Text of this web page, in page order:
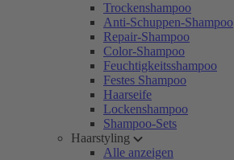
Trockenshampoo
Anti-Schuppen-Shampoo
Repair-Shampoo
Color-Shampoo
Feuchtigkeitsshampoo
Festes Shampoo
Haarseife
Lockenshampoo
Shampoo-Sets
Haarstyling
Alle anzeigen